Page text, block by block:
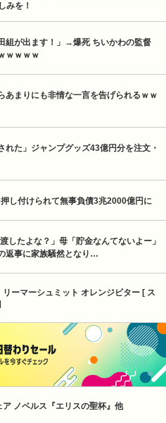
みを！
組が出ます！」→爆死 ちいかわの監督
ｗｗｗｗ
あまりにも非情な一言を告げられるｗｗ
れた」ジャンプグッズ43億円分を注文・
し付けられて無事負債3兆2000億円に
したよな？」母「貯金なんてないよー」
返事に家族騒然となり…
ーマーシュミット オレンジビター [ ス
ア ノベルス『エリスの聖杯』他